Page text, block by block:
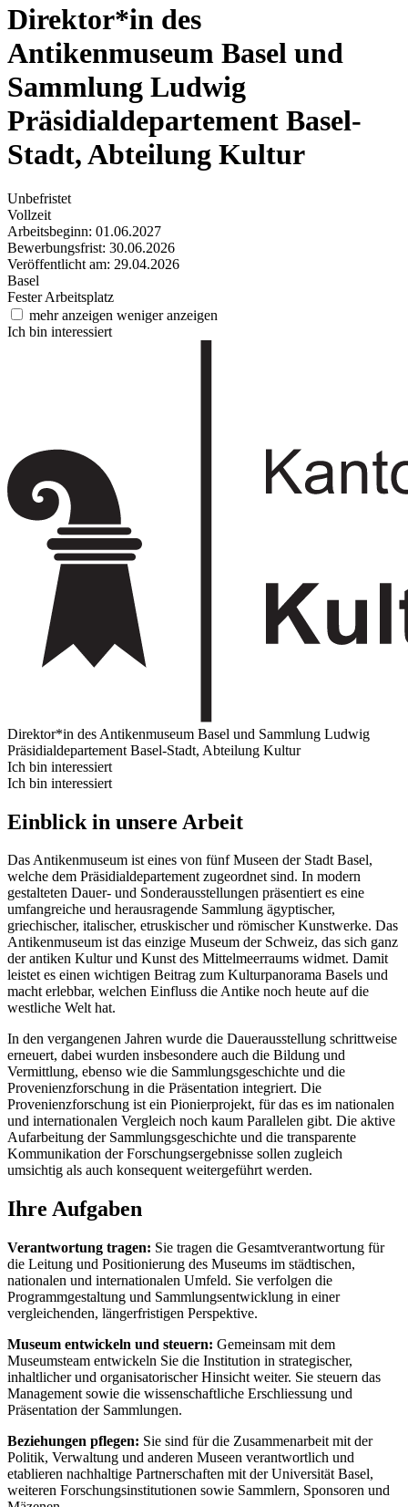
Direktor*in des
Antikenmuseum Basel und
Sammlung Ludwig
Präsidialdepartement Basel-
Stadt, Abteilung Kultur
Unbefristet
Vollzeit
Arbeitsbeginn: 01.06.2027
Bewerbungsfrist: 30.06.2026
Veröffentlicht am: 29.04.2026
Basel
Fester Arbeitsplatz
mehr anzeigen weniger anzeigen
Ich bin interessiert
Direktor*in des Antikenmuseum Basel und Sammlung Ludwig
Präsidialdepartement Basel-Stadt, Abteilung Kultur
Ich bin interessiert
Ich bin interessiert
Einblick in unsere Arbeit
Das Antikenmuseum ist eines von fünf Museen der Stadt Basel,
welche dem Präsidialdepartement zugeordnet sind. In modern
gestalteten Dauer- und Sonderausstellungen präsentiert es eine
umfangreiche und herausragende Sammlung ägyptischer,
griechischer, italischer, etruskischer und römischer Kunstwerke. Das
Antikenmuseum ist das einzige Museum der Schweiz, das sich ganz
der antiken Kultur und Kunst des Mittelmeerraums widmet. Damit
leistet es einen wichtigen Beitrag zum Kulturpanorama Basels und
macht erlebbar, welchen Einfluss die Antike noch heute auf die
westliche Welt hat.
In den vergangenen Jahren wurde die Dauerausstellung schrittweise
erneuert, dabei wurden insbesondere auch die Bildung und
Vermittlung, ebenso wie die Sammlungsgeschichte und die
Provenienzforschung in die Präsentation integriert. Die
Provenienzforschung ist ein Pionierprojekt, für das es im nationalen
und internationalen Vergleich noch kaum Parallelen gibt. Die aktive
Aufarbeitung der Sammlungsgeschichte und die transparente
Kommunikation der Forschungsergebnisse sollen zugleich
umsichtig als auch konsequent weitergeführt werden.
Ihre Aufgaben
Verantwortung tragen: Sie tragen die Gesamtverantwortung für
die Leitung und Positionierung des Museums im städtischen,
nationalen und internationalen Umfeld. Sie verfolgen die
Programmgestaltung und Sammlungsentwicklung in einer
vergleichenden, längerfristigen Perspektive.
Museum entwickeln und steuern: Gemeinsam mit dem
Museumsteam entwickeln Sie die Institution in strategischer,
inhaltlicher und organisatorischer Hinsicht weiter. Sie steuern das
Management sowie die wissenschaftliche Erschliessung und
Präsentation der Sammlungen.
Beziehungen pflegen: Sie sind für die Zusammenarbeit mit der
Politik, Verwaltung und anderen Museen verantwortlich und
etablieren nachhaltige Partnerschaften mit der Universität Basel,
weiteren Forschungsinstitutionen sowie Sammlern, Sponsoren und